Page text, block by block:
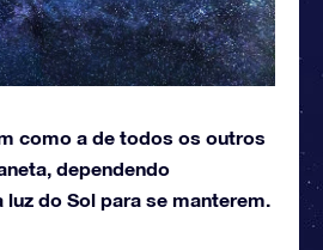
como a de todos os outros
dependendo
do Sol para se manterem.